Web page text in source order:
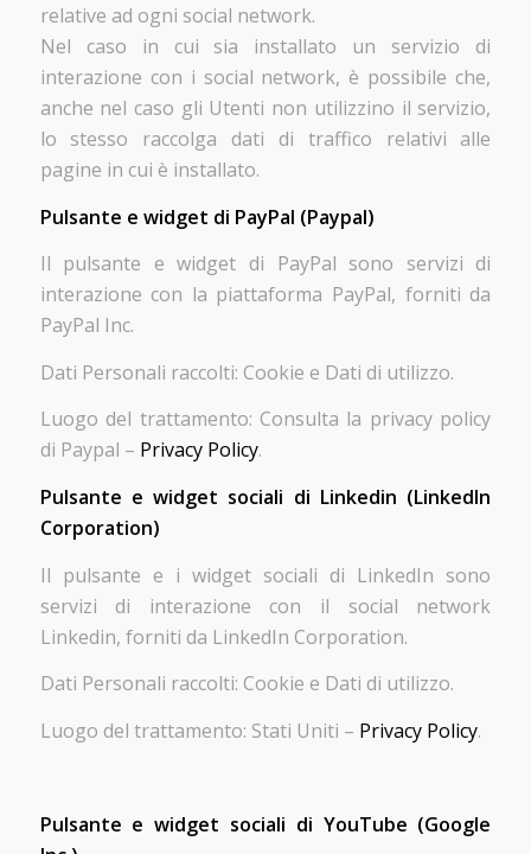
relative ad ogni social network.
Nel caso in cui sia installato un servizio di
interazione con i social network, è possibile che,
anche nel caso gli Utenti non utilizzino il servizio,
lo stesso raccolga dati di traffico relativi alle
pagine in cui è installato.
Pulsante e widget di PayPal (Paypal)
Il pulsante e widget di PayPal sono servizi di
interazione con la piattaforma PayPal, forniti da
PayPal Inc.
Dati Personali raccolti: Cookie e Dati di utilizzo.
Luogo del trattamento: Consulta la privacy policy
di Paypal – Privacy Policy.
Pulsante e widget sociali di Linkedin (LinkedIn
Corporation)
Il pulsante e i widget sociali di LinkedIn sono
servizi di interazione con il social network
Linkedin, forniti da LinkedIn Corporation.
Dati Personali raccolti: Cookie e Dati di utilizzo.
Luogo del trattamento: Stati Uniti – Privacy Policy.
Pulsante e widget sociali di YouTube (Google